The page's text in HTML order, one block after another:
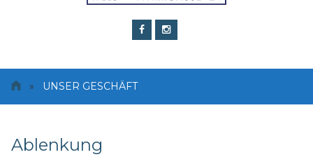
» UNSER GESCHÄFT
Ablenkung